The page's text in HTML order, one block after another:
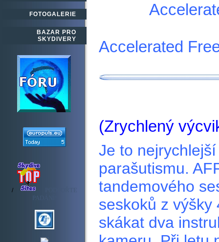
FOTOGALERIE
BAZAR PRO
SKYDIVERY
/
Accelerated
(Zrychlený
Je to
parašutismu.
tandemového
seskoků z výšky
skákat dva